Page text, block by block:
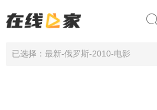
已选择：最新-俄罗斯-2010-电影